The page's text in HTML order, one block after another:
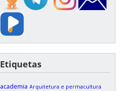
Etiquetas
academia Arquitetura e permacultura